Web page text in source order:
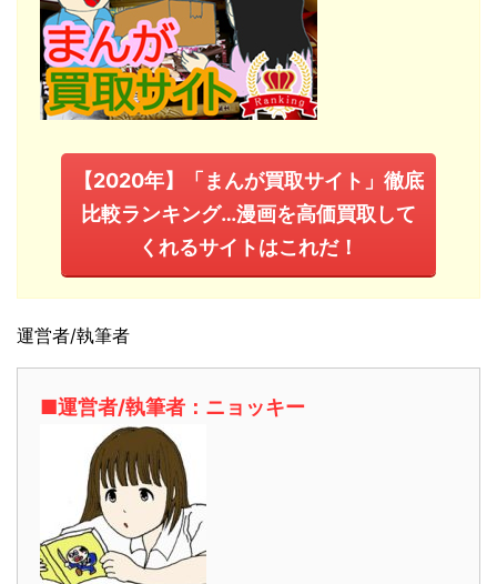
【2020年】「まんが買取サイト」徹底
比較ランキング…漫画を高価買取して
くれるサイトはこれだ！
運営者/執筆者
■運営者/執筆者：ニョッキー